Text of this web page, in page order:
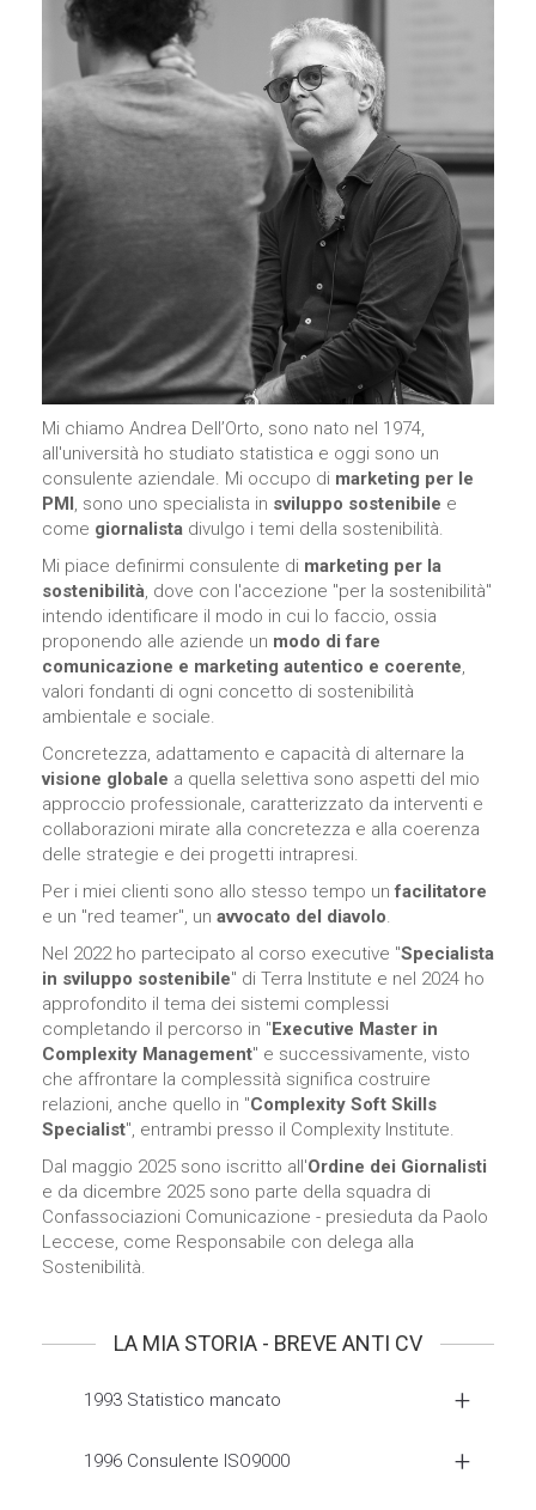
Mi chiamo Andrea Dell’Orto, sono nato nel 1974,
all'università ho studiato statistica e oggi sono un
consulente aziendale. Mi occupo di marketing per le
PMI, sono uno specialista in sviluppo sostenibile e
come giornalista divulgo i temi della sostenibilità.
Mi piace definirmi consulente di marketing per la
sostenibilità, dove con l'accezione "per la sostenibilità"
intendo identificare il modo in cui lo faccio, ossia
proponendo alle aziende un modo di fare
comunicazione e marketing autentico e coerente,
valori fondanti di ogni concetto di sostenibilità
ambientale e sociale.
Concretezza, adattamento e capacità di alternare la
visione globale a quella selettiva sono aspetti del mio
approccio professionale, caratterizzato da interventi e
collaborazioni mirate alla concretezza e alla coerenza
delle strategie e dei progetti intrapresi.
Per i miei clienti sono allo stesso tempo unfacilitatore
e un "red teamer", un avvocato del diavolo.
Nel 2022 ho partecipato al corso executive "Specialista
in sviluppo sostenibile" di Terra Institute e nel 2024 ho
approfondito il tema dei sistemi complessi
completando il percorso in "Executive Master in
Complexity Management" e successivamente, visto
che affrontare la complessità significa costruire
relazioni, anche quello in "Complexity Soft Skills
Specialist", entrambi presso il Complexity Institute.
Dal maggio 2025 sono iscritto all'Ordine dei Giornalisti
e da dicembre 2025 sono parte della squadra di
Confassociazioni Comunicazione - presieduta da Paolo
Leccese, come Responsabile con delega alla
Sostenibilità.
LA MIA STORIA - BREVE ANTI CV
1993 Statistico mancato
1996 Consulente ISO9000
Affinché il
nostro sito web
funzioni nel
miglior modo
possibile
durante la tua
visita. Se rifiuti
questi cookie,
alcune
funzionalità
scompariranno
dal sito.
Marketing
Condividendo i
tuoi interessi e
comportamenti
mentre visiti il ​​
nostro sito,
aumenti le
possibilità di
vedere
contenuti e
offerte
personalizzati.